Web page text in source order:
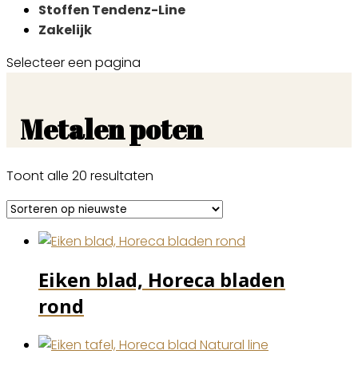
Stoffen Tendenz-Line
Zakelijk
Selecteer een pagina
Metalen poten
Toont alle 20 resultaten
nieuwste
Eiken blad, Horeca bladen
rond